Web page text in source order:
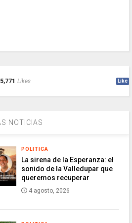
5,771 Likes Like
NOTICIAS
POLITICA
La sirena de la Esperanza: el
sonido de la Valledupar que
queremos recuperar
4 agosto, 2026